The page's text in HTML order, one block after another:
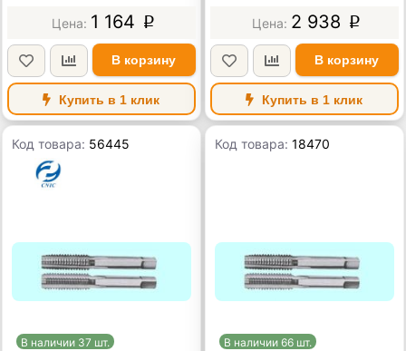
1 164 p
В корзину
Купить в 1 клик
2 938 p
В корзину
Купить в 1 клик
Код товара: 56445
В наличии 37 шт.
Код товара:18470
В наличии 66 шт.